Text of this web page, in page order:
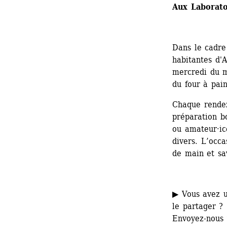
Aux
Dans le
habitantes
mercredi du
du four à
Chaque
préparation
ou
divers.
de main et
▶ Vous avez
le partager ?
Envoyez-